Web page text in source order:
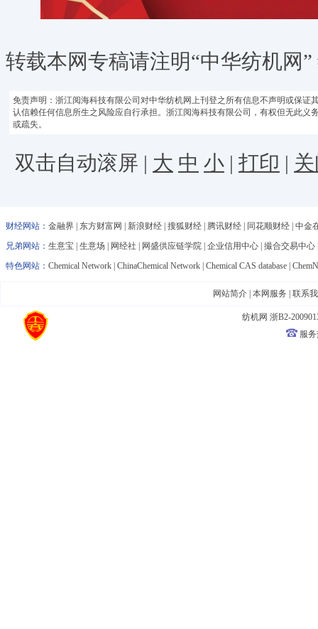
转载本网专稿请注明“中华纺机网”
免责声明：浙江阅海科技有限公司对中华纺机网上刊登之所有信息不声明或保证
认信赖任何信息所生之风险应自行承担。浙江阅海科技有限公司，有权但无此义
或疏失。
双击自动滚屏 | 大 中 小 | 打印 |
财经网站： 金融界 东方财富网 新浪财经 搜狐财经 腾讯财经 同花顺财经 中金
兄弟网站： 生意宝 生意场 网经社 网盛供应链学院 企业信用中心 撮合交易中心
特色网站： Chemical Network ChinaChemical Network Chemical CAS database
网站简介| 本网服务 联系
纺机网 浙B2-
服务